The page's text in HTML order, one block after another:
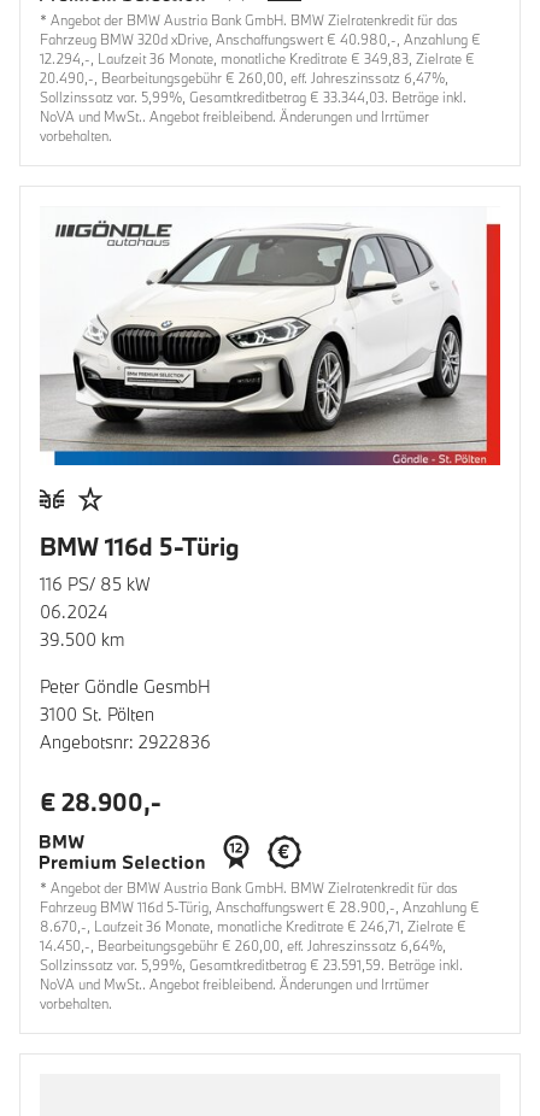
* Angebot der BMW Austria Bank GmbH. BMW Zielratenkredit für das
Fahrzeug BMW 320d xDrive, Anschaffungswert € 40.980,-, Anzahlung €
12.294,-, Laufzeit 36 Monate, monatliche Kreditrate € 349,83, Zielrate €
20.490,-, Bearbeitungsgebühr € 260,00, eff. Jahreszinssatz 6,47%,
Sollzinssatz var. 5,99%, Gesamtkreditbetrag € 33.344,03. Beträge inkl.
NoVA und MwSt.. Angebot freibleibend. Änderungen und Irrtümer
vorbehalten.
BMW 116d 5-Türig
116 PS/ 85 kW
06.2024
39.500 km
Peter Göndle GesmbH
3100 St. Pölten
Angebotsnr: 2922836
€ 28.900,-
* Angebot der BMW Austria Bank GmbH. BMW Zielratenkredit für das
Fahrzeug BMW 116d 5-Türig, Anschaffungswert € 28.900,-, Anzahlung €
8.670,-, Laufzeit 36 Monate, monatliche Kreditrate € 246,71, Zielrate €
14.450,-, Bearbeitungsgebühr € 260,00, eff. Jahreszinssatz 6,64%,
Sollzinssatz var. 5,99%, Gesamtkreditbetrag € 23.591,59. Beträge inkl.
NoVA und MwSt.. Angebot freibleibend. Änderungen und Irrtümer
vorbehalten.